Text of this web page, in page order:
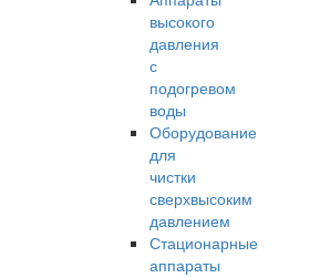
высокого
давления
с
подогревом
воды
Оборудование
для
чистки
сверхвысоким
давлением
Стационарные
аппараты